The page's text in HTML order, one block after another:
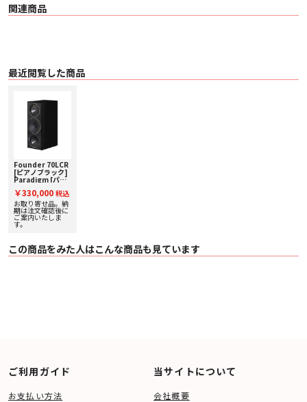
除することで、ドライバーは音を純粋かつ効率的に表現することができ、聴感
しています。ツィーターのウェーブガイドとして機能することで、広く深いサ
ウンドステージの中でディテールと音のフォーカスを維持し、あらゆるリスニ
保ったまま、フルサイズで低歪み、高出力のミッドレンジ・ツィーターを組み
合わせることで、複合マグネット構造の限界を取り除き、設置場所の自由度を
高めています。
カスケード-フュージョンブレース
カスケードフュージョンブレースは、Founderシリーズのファセット・キャビ
ネット内の剛性を高め、低域の定在波を打ち消します。これにより、よりタイ
トな低音、よりクリアで正確な低音を実現しています。すべてのブレースは広
範囲に渡って補強されており、キャビネットはパーツのトータルよりも強固な
モノリスになっています。幾何学的なキャビネット形状が持つ本来の強度によ
り、荷重ポイントをより広いキャビネット面積に分散させ、従来の四角いキャ
ビネット形状では得られなかった高いサポート力と剛性を実現しています。
■ 主な仕様
〇 内蔵パワーアンプ -
〇 高域ドライバー 扁球ウェーブガイド（OSW™）＆ PPA™ レンズ付き同軸
〇 クロスオーバー周波数 2.2kHz / 700Hz
〇 推奨アンプ出力 15 - 220 W
〇 インピーダンス ８Ω
関連商品
最近閲覧した商品
Founder 70LCR
[ピアノブラック]
Paradigm [パラ
スピーカー [1台 ]
下取り査定額20%
アップ実施中！
￥330,000 税込
お取り寄せ品。納
期は注文確認後に
ご案内いたしま
す。
この商品をみた人はこんな商品も見ています
ご利用ガイド
お支払い方法
当サイトについて
会社概要